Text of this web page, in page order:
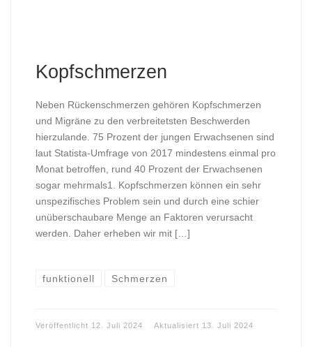
Kopfschmerzen
Neben Rückenschmerzen gehören Kopfschmerzen
und Migräne zu den verbreitetsten Beschwerden
hierzulande. 75 Prozent der jungen Erwachsenen sind
laut Statista-Umfrage von 2017 mindestens einmal pro
Monat betroffen, rund 40 Prozent der Erwachsenen
sogar mehrmals1. Kopfschmerzen können ein sehr
unspezifisches Problem sein und durch eine schier
unüberschaubare Menge an Faktoren verursacht
werden. Daher erheben wir mit […]
funktionell Schmerzen
Veröffentlicht 12. Juli 2024 Aktualisiert 13. Juli 2024